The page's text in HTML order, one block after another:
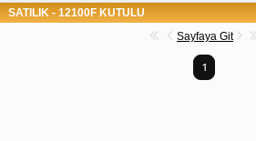
SATILIK - 12100F KUTULU
Sayfaya Git
1